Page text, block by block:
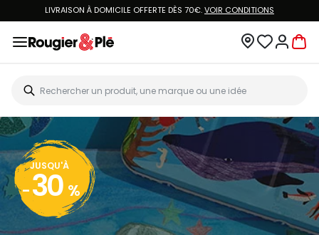
LIVRAISON À DOMICILE OFFERTE DÈS 70€.VOIR CONDITIONS
JUSQU'À
- 30 %